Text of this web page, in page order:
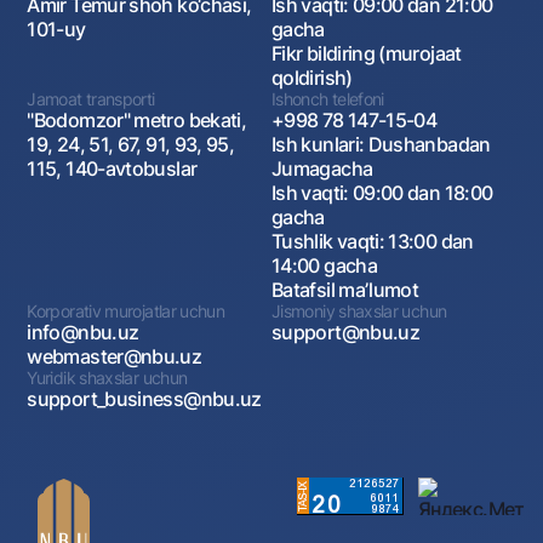
Amir Temur shoh ko‘chasi,
101-uy
Ish vaqti: 09:00 dan 21:00
gacha
Fikr bildiring (murojaat
qoldirish)
Jamoat transporti
"Bodomzor" metro bekati,
19, 24, 51, 67, 91, 93, 95,
115, 140-avtobuslar
Ishonch telefoni
+998 78 147-15-04
Ish kunlari: Dushanbadan
Jumagacha
Ish vaqti: 09:00 dan 18:00
gacha
Tushlik vaqti: 13:00 dan
14:00 gacha
Batafsil maʼlumot
Korporativ murojatlar uchun
info@nbu.uz
webmaster@nbu.uz
Jismoniy shaxslar uchun
support@nbu.uz
Yuridik shaxslar uchun
support_business@nbu.uz